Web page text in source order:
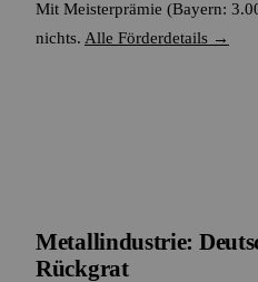
Mit Meisterprämie (Bayern:
nichts. Alle Förderdetails →
Metallindustrie:
Rückgrat